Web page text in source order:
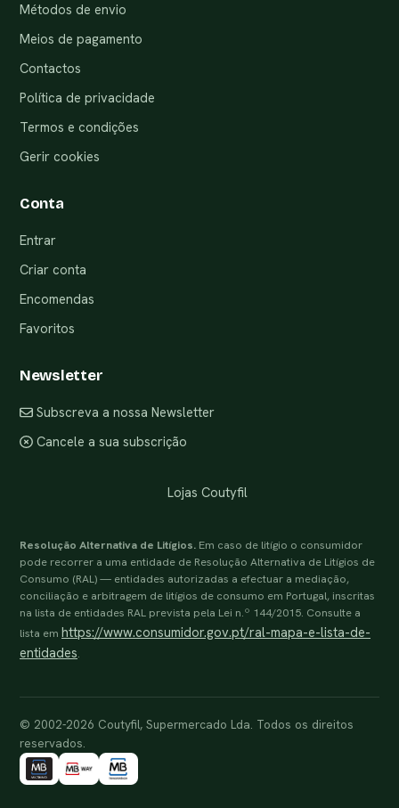
Métodos de envio
Meios de pagamento
Contactos
Política de privacidade
Termos e condições
Gerir cookies
Conta
Entrar
Criar conta
Encomendas
Favoritos
Newsletter
Subscreva a nossa Newsletter
Cancele a sua subscrição
Lojas Coutyfil
Resolução Alternativa de Litígios. Em caso de litígio o consumidor
pode recorrer a uma entidade de Resolução Alternativa de Litígios de
Consumo (RAL) — entidades autorizadas a efectuar a mediação,
conciliação e arbitragem de litígios de consumo em Portugal, inscritas
na lista de entidades RAL prevista pela Lei n.º 144/2015. Consulte a
lista em https://www.consumidor.gov.pt/ral-mapa-e-lista-de-
entidades.
© 2002-2026 Coutyfil, Supermercado Lda. Todos os direitos
reservados.